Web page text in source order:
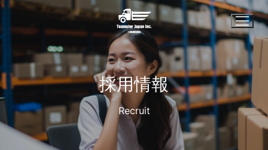
コ
テ
ツ
へ
ス
ッ
採用情報
Recruit